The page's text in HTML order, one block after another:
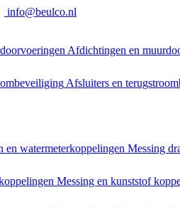
info@beulco.nl
Afdichtingen en
Afsluiters en
Messing
Messing en kunststof